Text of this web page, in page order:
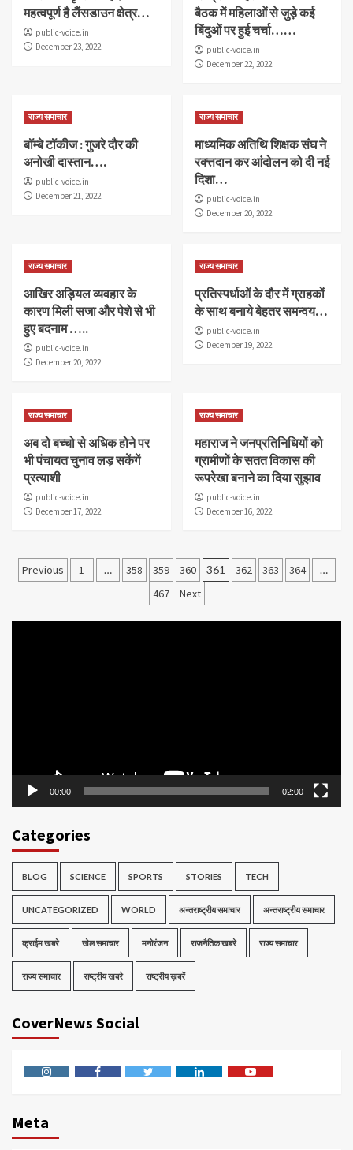
महत्वपूर्ण है लैंसडाउन क्षेत्र…
public-voice.in
December 23, 2022
बैठक में महिलाओं से जुड़े कई
बिंदुओं पर हुई चर्चा……
public-voice.in
December 22, 2022
राज्य समाचार
बॉम्बे टॉकीज : गुजरे दौर की
अनोखी दास्तान….
public-voice.in
December 21, 2022
राज्य समाचार
माध्यमिक अतिथि शिक्षक संघ ने
रक्त्तदान कर आंदोलन को दी नई
दिशा…
public-voice.in
December 20, 2022
राज्य समाचार
आखिर अड़ियल व्यवहार के
कारण मिली सजा और पेशे से भी
हुए बदनाम …..
public-voice.in
December 20, 2022
राज्य समाचार
प्रतिस्पर्धाओं के दौर में ग्राहकों
के साथ बनाये बेहतर समन्वय…
public-voice.in
December 19, 2022
राज्य समाचार
अब दो बच्चो से अधिक होने पर
भी पंचायत चुनाव लड़ सकेंगें
प्रत्याशी
public-voice.in
December 17, 2022
राज्य समाचार
महाराज ने जनप्रत‍िन‍िध‍ियों को
ग्रामीणों के सतत व‍िकास की
रूपरेखा बनाने का द‍िया सुझाव
public-voice.in
December 16, 2022
Posts
Previous 1 … 358 359 360 361 362 363 364 …
467 Next
00:00 02:00
Categories
BLOG SCIENCE SPORTS STORIES TECH
UNCATEGORIZED WORLD अन्तराष्ट्रीय समाचार अन्तराष्ट्रीय समाचार
क्राईम खबरे खेल समाचार मनोरंजन राजनैतिक खबरे राज्य समाचार
राज्य समाचार राष्ट्रीय खबरे राष्ट्रीय ख़बरें
CoverNews Social
Meta